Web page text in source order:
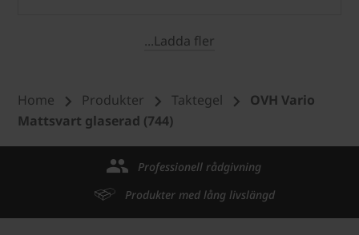
...Ladda fler
Home Produkter Taktegel
OVH Vario
Mattsvart glaserad (744)
Professionell rådgivning
Produkter med lång livslängd